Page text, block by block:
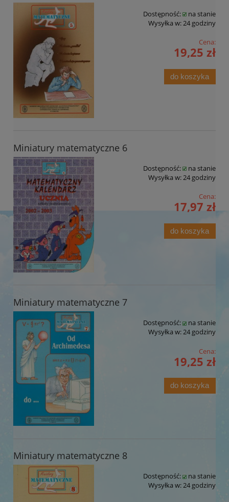
Dostępność:
na stanie
Wysyłka w: 24 godziny
Cena:
19,25 zł
do koszyka
Miniatury matematyczne 6
Dostępność:
na stanie
Wysyłka w:24 godziny
Cena:
17,97 zł
do koszyka
Miniatury matematyczne 7
Dostępność:
na stanie
Wysyłka w:24 godziny
Cena:
19,25 zł
do koszyka
Miniatury matematyczne 8
Dostępność:
na stanie
Wysyłka w:24 godziny